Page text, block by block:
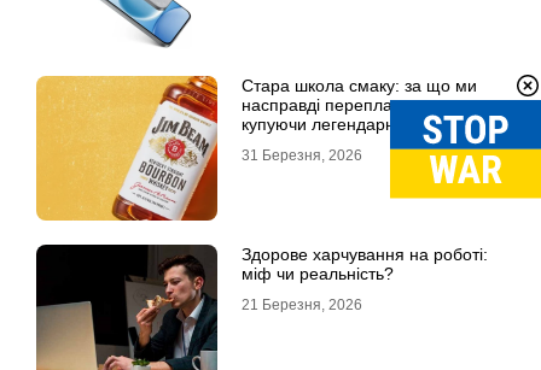
Стара школа смаку: за що ми
насправді переплачуємо,
купуючи легендарні бренди
31 Березня, 2026
Здорове харчування на роботі:
міф чи реальність?
21 Березня, 2026